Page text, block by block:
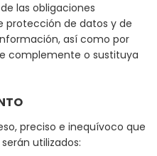
las obligaciones
protección de datos y de
así como por
complemente o sustituya
preciso e inequívoco que
utilizados: